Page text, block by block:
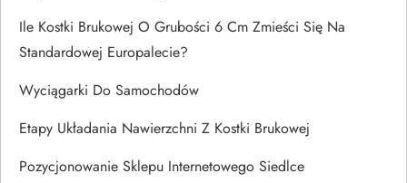
Ile Kostki Brukowej O Grubości 6 Cm Zmieści Się Na
Standardowej Europalecie?
Wyciągarki Do Samochodów
Etapy Układania Nawierzchni Z Kostki Brukowej
Pozycjonowanie Sklepu Internetowego Siedlce